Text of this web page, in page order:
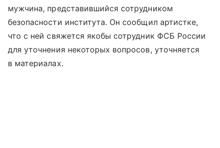
мужчина, представившийся сотрудником
безопасности института. Он сообщил артистке,
что с ней свяжется якобы сотрудник ФСБ России
для уточнения некоторых вопросов, уточняется
в материалах.